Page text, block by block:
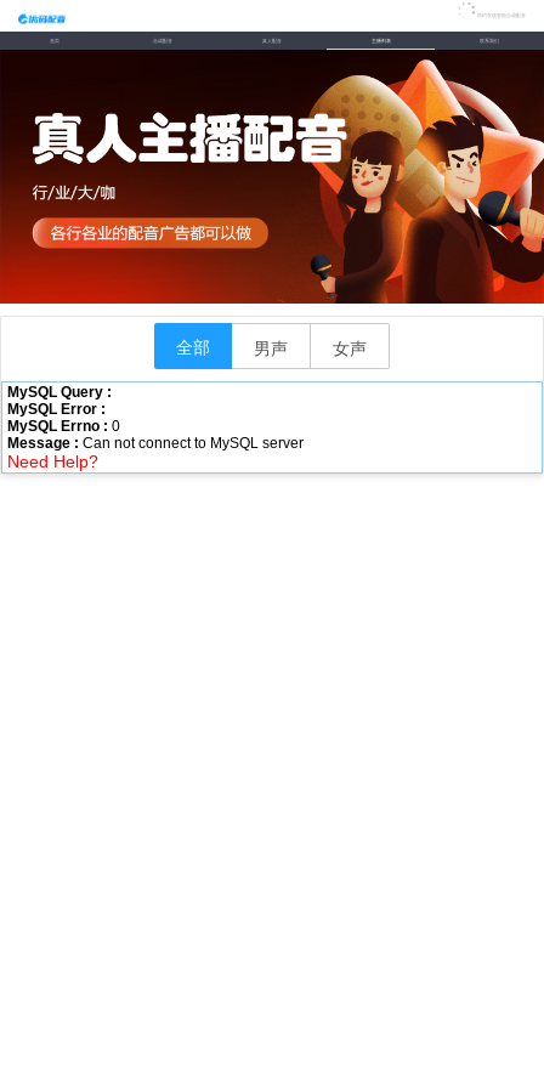
简约在线智能合成配音
首页 合成配音 真人配音 主播列表 联系我们
全部 男声 女声
MySQL Query :
MySQL Error :
MySQL Errno : 0
Message : Can not connect to MySQL server
Need Help?